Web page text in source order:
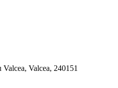
Valcea, 240151